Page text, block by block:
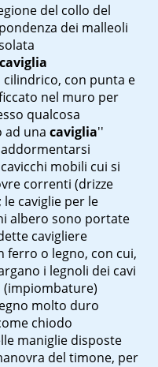
del collo del
dei malleoli
caviglia
con punta e
nel muro per
qualcosa
ad una caviglia''
mobili cui si
correnti (drizze
le caviglie per le
albero sono portate
cavigliere
ferro o legno, con cui,
i legnoli dei cavi
impiombature)
molto duro
chiodo
maniglie disposte
del timone, per